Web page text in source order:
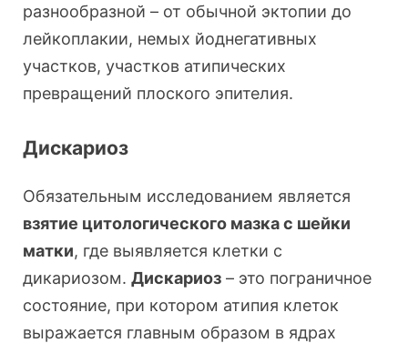
разнообразной – от обычной эктопии до
лейкоплакии, немых йоднегативных
участков, участков атипических
превращений плоского эпителия.
Дискариоз
Обязательным исследованием является
взятие цитологического мазка с шейки
матки, где выявляется клетки с
дикариозом. Дискариоз – это пограничное
состояние, при котором атипия клеток
выражается главным образом в ядрах